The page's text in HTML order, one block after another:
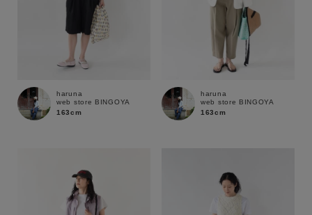
キーワード
haruna
web store BINGOYA
163cm
haruna
web store BINGOYA
163cm